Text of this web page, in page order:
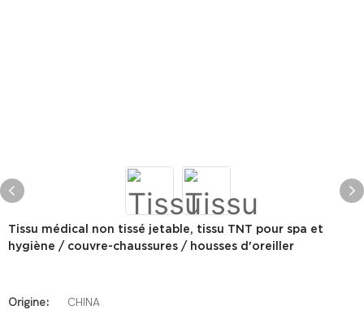
Tissu médical non tissé jetable, tissu TNT pour spa et
hygiène / couvre-chaussures / housses d'oreiller
Origine: CHINA